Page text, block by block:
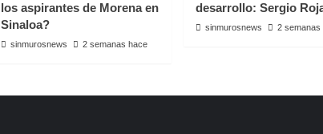
los aspirantes de Morena en
Sinaloa?
sinmurosnews 2 semanas hace
desarrollo: Sergio
sinmurosnews 2 semanas